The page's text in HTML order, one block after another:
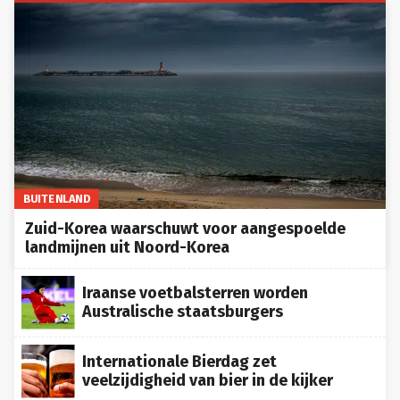
BUITENLAND
Zuid-Korea waarschuwt voor aangespoelde
landmijnen uit Noord-Korea
Iraanse voetbalsterren worden
Australische staatsburgers
Internationale Bierdag zet
veelzijdigheid van bier in de kijker